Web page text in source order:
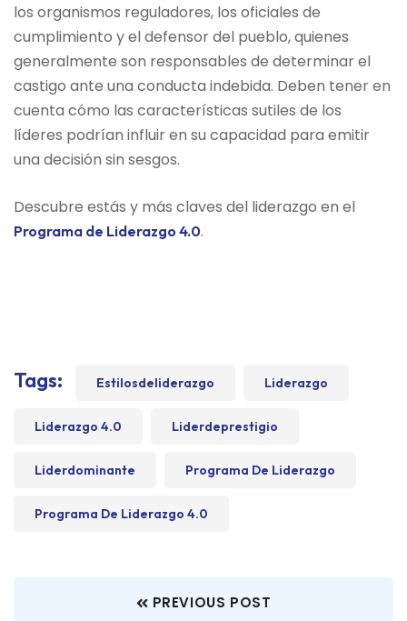
los organismos reguladores, los oficiales de
cumplimiento y el defensor del pueblo, quienes
generalmente son responsables de determinar el
castigo ante una conducta indebida. Deben tener en
cuenta cómo las características sutiles de los
líderes podrían influir en su capacidad para emitir
una decisión sin sesgos.
Descubre estás y más claves del liderazgo en el
Programa de Liderazgo 4.0.
Tags: Estilosdeliderazgo Liderazgo
Liderazgo 4.0 Liderdeprestigio
Liderdominante Programa De Liderazgo
Programa De Liderazgo 4.0
PREVIOUS POST